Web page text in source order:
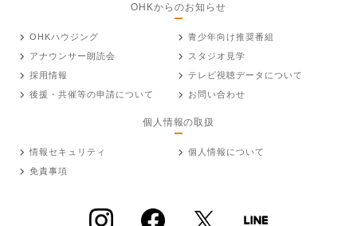
OHKからのお知らせ
OHKハウジング
青少年向け推奨番組
アナウンサー朗読会
スタジオ見学
採用情報
テレビ視聴データについて
後援・共催等の申請について
お問い合わせ
個人情報の取扱
情報セキュリティ
個人情報について
免責事項